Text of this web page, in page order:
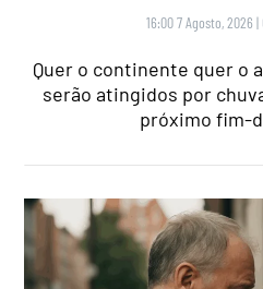
16:00 7 Agosto, 2026 |
Quer o continente quer o
serão atingidos por
próximo fim-